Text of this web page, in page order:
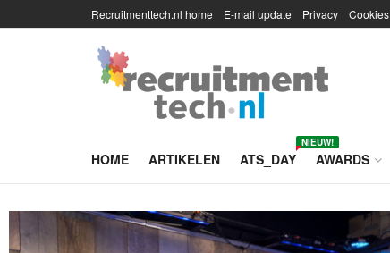
Recruitmenttech.nl home E-mail update Privacy Cookies
HOME ARTIKELEN ATS_DAY
NIEUW!
AWARDS